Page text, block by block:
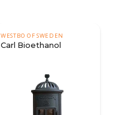
WESTBO OF SWEDEN
Carl Bioethanol